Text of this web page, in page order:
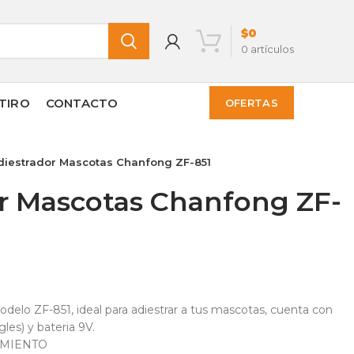
0 artículos
$0
CONTACTO OFERTAS
Mascotas Chanfong ZF-851
Chanfong ZF-
ZF-851, ideal para adiestrar a tus mascotas, cuenta con
y bateria 9V.